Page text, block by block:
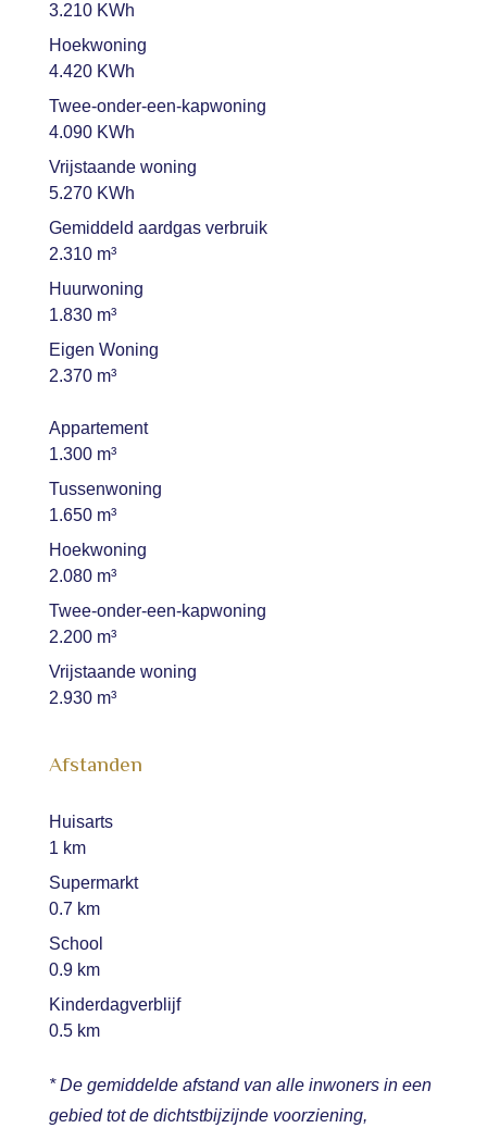
3.210 KWh
Hoekwoning
4.420 KWh
Twee-onder-een-kapwoning
4.090 KWh
Vrijstaande woning
5.270 KWh
Gemiddeld aardgas verbruik
2.310 m³
Huurwoning
1.830 m³
Eigen Woning
2.370 m³
Appartement
1.300 m³
Tussenwoning
1.650 m³
Hoekwoning
2.080 m³
Twee-onder-een-kapwoning
2.200 m³
Vrijstaande woning
2.930 m³
Afstanden
Huisarts
1 km
Supermarkt
0.7 km
School
0.9 km
Kinderdagverblijf
0.5 km
* De gemiddelde afstand van alle inwoners in een
gebied tot de dichtstbijzijnde voorziening,